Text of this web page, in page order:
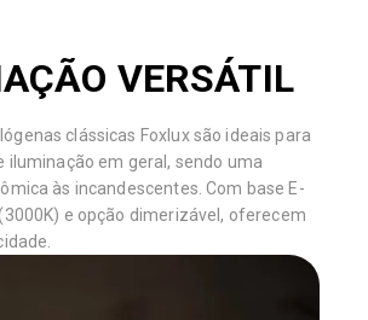
VERSÁTIL
clássicas Foxlux são ideais para
iluminação em geral, sendo uma
às incandescentes. Com base E-
e opção dimerizável, oferecem